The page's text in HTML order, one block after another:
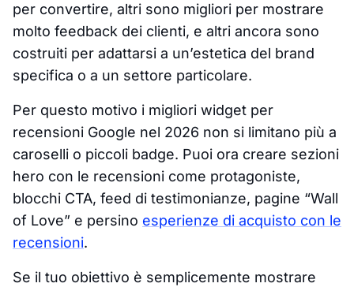
per convertire, altri sono migliori per mostrare
molto feedback dei clienti, e altri ancora sono
costruiti per adattarsi a un’estetica del brand
specifica o a un settore particolare.
Per questo motivo i migliori widget per
recensioni Google nel 2026 non si limitano più a
caroselli o piccoli badge. Puoi ora creare sezioni
hero con le recensioni come protagoniste,
blocchi CTA, feed di testimonianze, pagine “Wall
of Love” e persino esperienze di acquisto con le
recensioni.
Se il tuo obiettivo è semplicemente mostrare